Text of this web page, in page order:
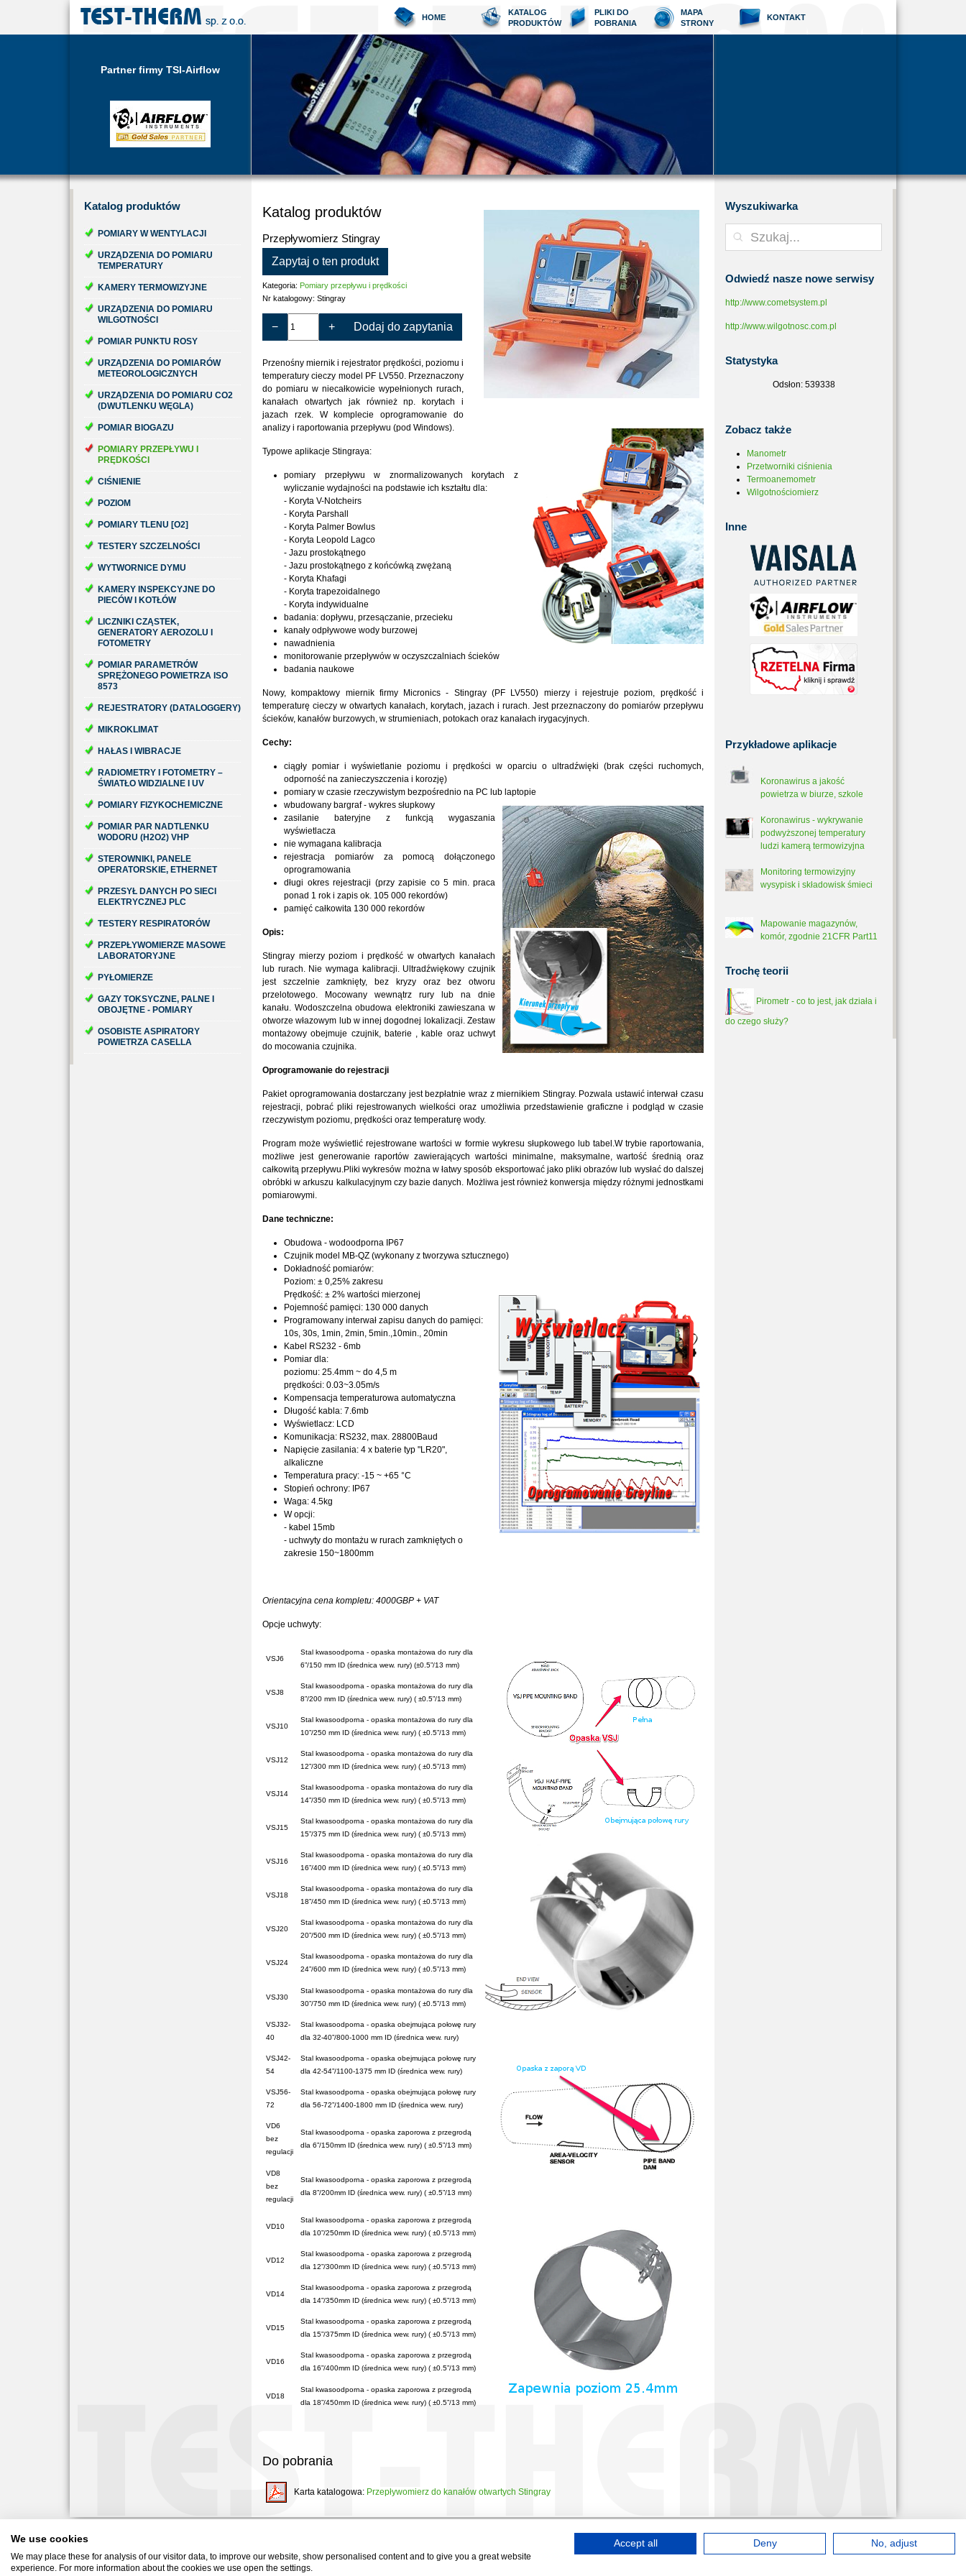
HOME
KATALOG
PRODUKTÓW
PLIKI DO
POBRANIA
MAPA
STRONY
KONTAKT
Partner firmy TSI-Airflow
Katalog produktów
Przepływomierz Stingray
Zapytaj o ten produkt
Kategoria: Pomiary przepływu i prędkości
Nr katalogowy: Stingray
− + Dodaj do zapytania
Przenośny miernik i rejestrator prędkości, poziomu i
temperatury cieczy model PF LV550. Przeznaczony
do pomiaru w niecałkowicie wypełnionych rurach,
kanałach otwartych jak również np. korytach i
jazach rzek. W komplecie oprogramowanie do
analizy i raportowania przepływu (pod Windows).
Typowe aplikacje Stingraya:
pomiary przepływu w znormalizowanych korytach z
wyliczanie wydajności na podstawie ich kształtu dla:
- Koryta V-Notcheirs
- Koryta Parshall
- Koryta Palmer Bowlus
- Koryta Leopold Lagco
- Jazu prostokątnego
- Jazu prostokątnego z końcówką zwężaną
- Koryta Khafagi
- Koryta trapezoidalnego
- Koryta indywidualne
badania: dopływu, przesączanie, przecieku
kanały odpływowe wody burzowej
nawadnienia
monitorowanie przepływów w oczyszczalniach ścieków
badania naukowe
Nowy, kompaktowy miernik firmy Micronics - Stingray (PF LV550) mierzy i rejestruje poziom, prędkość i
temperaturę cieczy w otwartych kanałach, korytach, jazach i rurach. Jest przeznaczony do pomiarów przepływu
ścieków, kanałów burzowych, w strumieniach, potokach oraz kanałach irygacyjnych.
Cechy:
ciągły pomiar i wyświetlanie poziomu i prędkości w oparciu o ultradźwięki (brak części ruchomych,
odporność na zanieczyszczenia i korozję)
pomiary w czasie rzeczywistym bezpośrednio na PC lub laptopie
wbudowany bargraf - wykres słupkowy
zasilanie bateryjne z funkcją wygaszania
wyświetlacza
nie wymagana kalibracja
rejestracja pomiarów za pomocą dołączonego
oprogramowania
długi okres rejestracji (przy zapisie co 5 min. praca
ponad 1 rok i zapis ok. 105 000 rekordów)
pamięć całkowita 130 000 rekordów
Opis:
Stingray mierzy poziom i prędkość w otwartych kanałach
lub rurach. Nie wymaga kalibracji. Ultradźwiękowy czujnik
jest szczelnie zamknięty, bez kryzy oraz bez otworu
przelotowego. Mocowany wewnątrz rury lub na dnie
kanału. Wodoszczelna obudowa elektroniki zawieszana w
otworze włazowym lub w innej dogodnej lokalizacji. Zestaw
montażowy obejmuje czujnik, baterie , kable oraz uchwyt
do mocowania czujnika.
Oprogramowanie do rejestracji
Pakiet oprogramowania dostarczany jest bezpłatnie wraz z miernikiem Stingray. Pozwala ustawić interwał czasu
rejestracji, pobrać pliki rejestrowanych wielkości oraz umożliwia przedstawienie graficzne i podgląd w czasie
rzeczywistym poziomu, prędkości oraz temperaturę wody.
Program może wyświetlić rejestrowane wartości w formie wykresu słupkowego lub tabel.W trybie raportowania,
możliwe jest generowanie raportów zawierających wartości minimalne, maksymalne, wartość średnią oraz
całkowitą przepływu.Pliki wykresów można w łatwy sposób eksportować jako pliki obrazów lub wysłać do dalszej
obróbki w arkuszu kalkulacyjnym czy bazie danych. Możliwa jest również konwersja między różnymi jednostkami
pomiarowymi.
Dane techniczne:
Obudowa - wodoodporna IP67
Czujnik model MB-QZ (wykonany z tworzywa sztucznego)
Dokładność pomiarów:
Poziom: ± 0,25% zakresu
Prędkość: ± 2% wartości mierzonej
Pojemność pamięci: 130 000 danych
Programowany interwał zapisu danych do pamięci:
10s, 30s, 1min, 2min, 5min.,10min., 20min
Kabel RS232 - 6mb
Pomiar dla:
poziomu: 25.4mm ~ do 4,5 m
prędkości: 0.03~3.05m/s
Kompensacja temperaturowa automatyczna
Długość kabla: 7.6mb
Wyświetlacz: LCD
Komunikacja: RS232, max. 28800Baud
Napięcie zasilania: 4 x baterie typ "LR20",
alkaliczne
Temperatura pracy: -15 ~ +65 °C
Stopień ochrony: IP67
Waga: 4.5kg
W opcji:
- kabel 15mb
- uchwyty do montażu w rurach zamkniętych o
zakresie 150~1800mm
Orientacyjna cena kompletu: 4000GBP + VAT
Opcje uchwyty:
VSJ6
Stal kwasoodporna - opaska montażowa do rury dla
6”/150 mm ID (średnica wew. rury) (±0.5”/13 mm)
VSJ8
Stal kwasoodporna - opaska montażowa do rury dla
8”/200 mm ID (średnica wew. rury) ( ±0.5”/13 mm)
VSJ10
Stal kwasoodporna - opaska montażowa do rury dla
10”/250 mm ID (średnica wew. rury) ( ±0.5”/13 mm)
VSJ12
Stal kwasoodporna - opaska montażowa do rury dla
12”/300 mm ID (średnica wew. rury) ( ±0.5”/13 mm)
VSJ14
Stal kwasoodporna - opaska montażowa do rury dla
14”/350 mm ID (średnica wew. rury) ( ±0.5”/13 mm)
VSJ15
Stal kwasoodporna - opaska montażowa do rury dla
15”/375 mm ID (średnica wew. rury) ( ±0.5”/13 mm)
VSJ16
Stal kwasoodporna - opaska montażowa do rury dla
16”/400 mm ID (średnica wew. rury) ( ±0.5”/13 mm)
VSJ18
Stal kwasoodporna - opaska montażowa do rury dla
18”/450 mm ID (średnica wew. rury) ( ±0.5”/13 mm)
VSJ20
Stal kwasoodporna - opaska montażowa do rury dla
20”/500 mm ID (średnica wew. rury) ( ±0.5”/13 mm)
VSJ24
Stal kwasoodporna - opaska montażowa do rury dla
24”/600 mm ID (średnica wew. rury) ( ±0.5”/13 mm)
VSJ30
Stal kwasoodporna - opaska montażowa do rury dla
30”/750 mm ID (średnica wew. rury) ( ±0.5”/13 mm)
VSJ32-
40
Stal kwasoodporna - opaska obejmująca połowę rury
dla 32-40”/800-1000 mm ID (średnica wew. rury)
VSJ42-
54
Stal kwasoodporna - opaska obejmująca połowę rury
dla 42-54”/1100-1375 mm ID (średnica wew. rury)
VSJ56-
72
Stal kwasoodporna - opaska obejmująca połowę rury
dla 56-72”/1400-1800 mm ID (średnica wew. rury)
VD6
bez
regulacji
Stal kwasoodporna - opaska zaporowa z przegrodą
dla 6”/150mm ID (średnica wew. rury) ( ±0.5”/13 mm)
VD8
bez
regulacji
Stal kwasoodporna - opaska zaporowa z przegrodą
dla 8”/200mm ID (średnica wew. rury) ( ±0.5”/13 mm)
VD10
Stal kwasoodporna - opaska zaporowa z przegrodą
dla 10”/250mm ID (średnica wew. rury) ( ±0.5”/13 mm)
VD12
Stal kwasoodporna - opaska zaporowa z przegrodą
dla 12”/300mm ID (średnica wew. rury) ( ±0.5”/13 mm)
VD14
Stal kwasoodporna - opaska zaporowa z przegrodą
dla 14”/350mm ID (średnica wew. rury) ( ±0.5”/13 mm)
VD15
Stal kwasoodporna - opaska zaporowa z przegrodą
dla 15”/375mm ID (średnica wew. rury) ( ±0.5”/13 mm)
VD16
Stal kwasoodporna - opaska zaporowa z przegrodą
dla 16”/400mm ID (średnica wew. rury) ( ±0.5”/13 mm)
VD18
Stal kwasoodporna - opaska zaporowa z przegrodą
dla 18”/450mm ID (średnica wew. rury) ( ±0.5”/13 mm)
Do pobrania
Karta katalogowa: Przepływomierz do kanałów otwartych Stingray
Katalog produktów
POMIARY W WENTYLACJI
URZĄDZENIA DO POMIARU
TEMPERATURY
KAMERY TERMOWIZYJNE
URZĄDZENIA DO POMIARU
WILGOTNOŚCI
POMIAR PUNKTU ROSY
URZĄDZENIA DO POMIARÓW
METEOROLOGICZNYCH
URZĄDZENIA DO POMIARU CO2
(DWUTLENKU WĘGLA)
POMIAR BIOGAZU
POMIARY PRZEPŁYWU I
PRĘDKOŚCI
CIŚNIENIE
POZIOM
POMIARY TLENU [O2]
TESTERY SZCZELNOŚCI
WYTWORNICE DYMU
KAMERY INSPEKCYJNE DO
PIECÓW I KOTŁÓW
LICZNIKI CZĄSTEK,
GENERATORY AEROZOLU I
FOTOMETRY
POMIAR PARAMETRÓW
SPRĘŻONEGO POWIETRZA ISO
8573
REJESTRATORY (DATALOGGERY)
MIKROKLIMAT
HAŁAS I WIBRACJE
RADIOMETRY I FOTOMETRY –
ŚWIATŁO WIDZIALNE I UV
POMIARY FIZYKOCHEMICZNE
POMIAR PAR NADTLENKU
WODORU (H2O2) VHP
STEROWNIKI, PANELE
OPERATORSKIE, ETHERNET
PRZESYŁ DANYCH PO SIECI
ELEKTRYCZNEJ PLC
TESTERY RESPIRATORÓW
PRZEPŁYWOMIERZE MASOWE
LABORATORYJNE
PYŁOMIERZE
GAZY TOKSYCZNE, PALNE I
OBOJĘTNE - POMIARY
OSOBISTE ASPIRATORY
POWIETRZA CASELLA
Wyszukiwarka
Odwiedź nasze nowe serwisy
http://www.cometsystem.pl
http://www.wilgotnosc.com.pl
Statystyka
Odsłon: 539338
Zobacz także
Manometr
Przetworniki ciśnienia
Termoanemometr
Wilgotnościomierz
Inne
Przykładowe aplikacje
Koronawirus a jakość
powietrza w biurze, szkole
Koronawirus - wykrywanie
podwyższonej temperatury
ludzi kamerą termowizyjna
Monitoring termowizyjny
wysypisk i składowisk śmieci
Mapowanie magazynów,
komór, zgodnie 21CFR Part11
Trochę teorii
Pirometr - co to jest, jak działa i
do czego służy?
fax: 126321037 e-mail:office@test-therm.pl
Copyright © 2022 TEST-THERM - Aparatura Kontrolno-Pomiarowa. Wszelkie prawa zastrzeżone
We use cookies
We may place these for analysis of our visitor data, to improve our website, show personalised content and to give you a great website
experience. For more information about the cookies we use open the settings.
Accept all Deny No, adjust